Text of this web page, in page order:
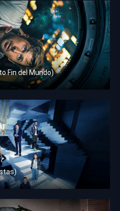
Fin del Mundo)